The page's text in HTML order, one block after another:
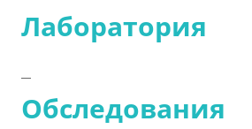
Лаборатория
Обследования